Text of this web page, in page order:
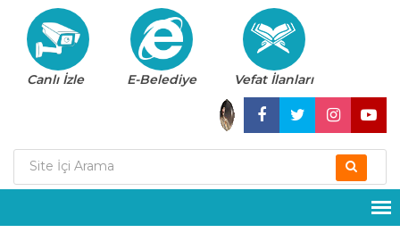
Canlı İzle E-Belediye Vefat İlanları